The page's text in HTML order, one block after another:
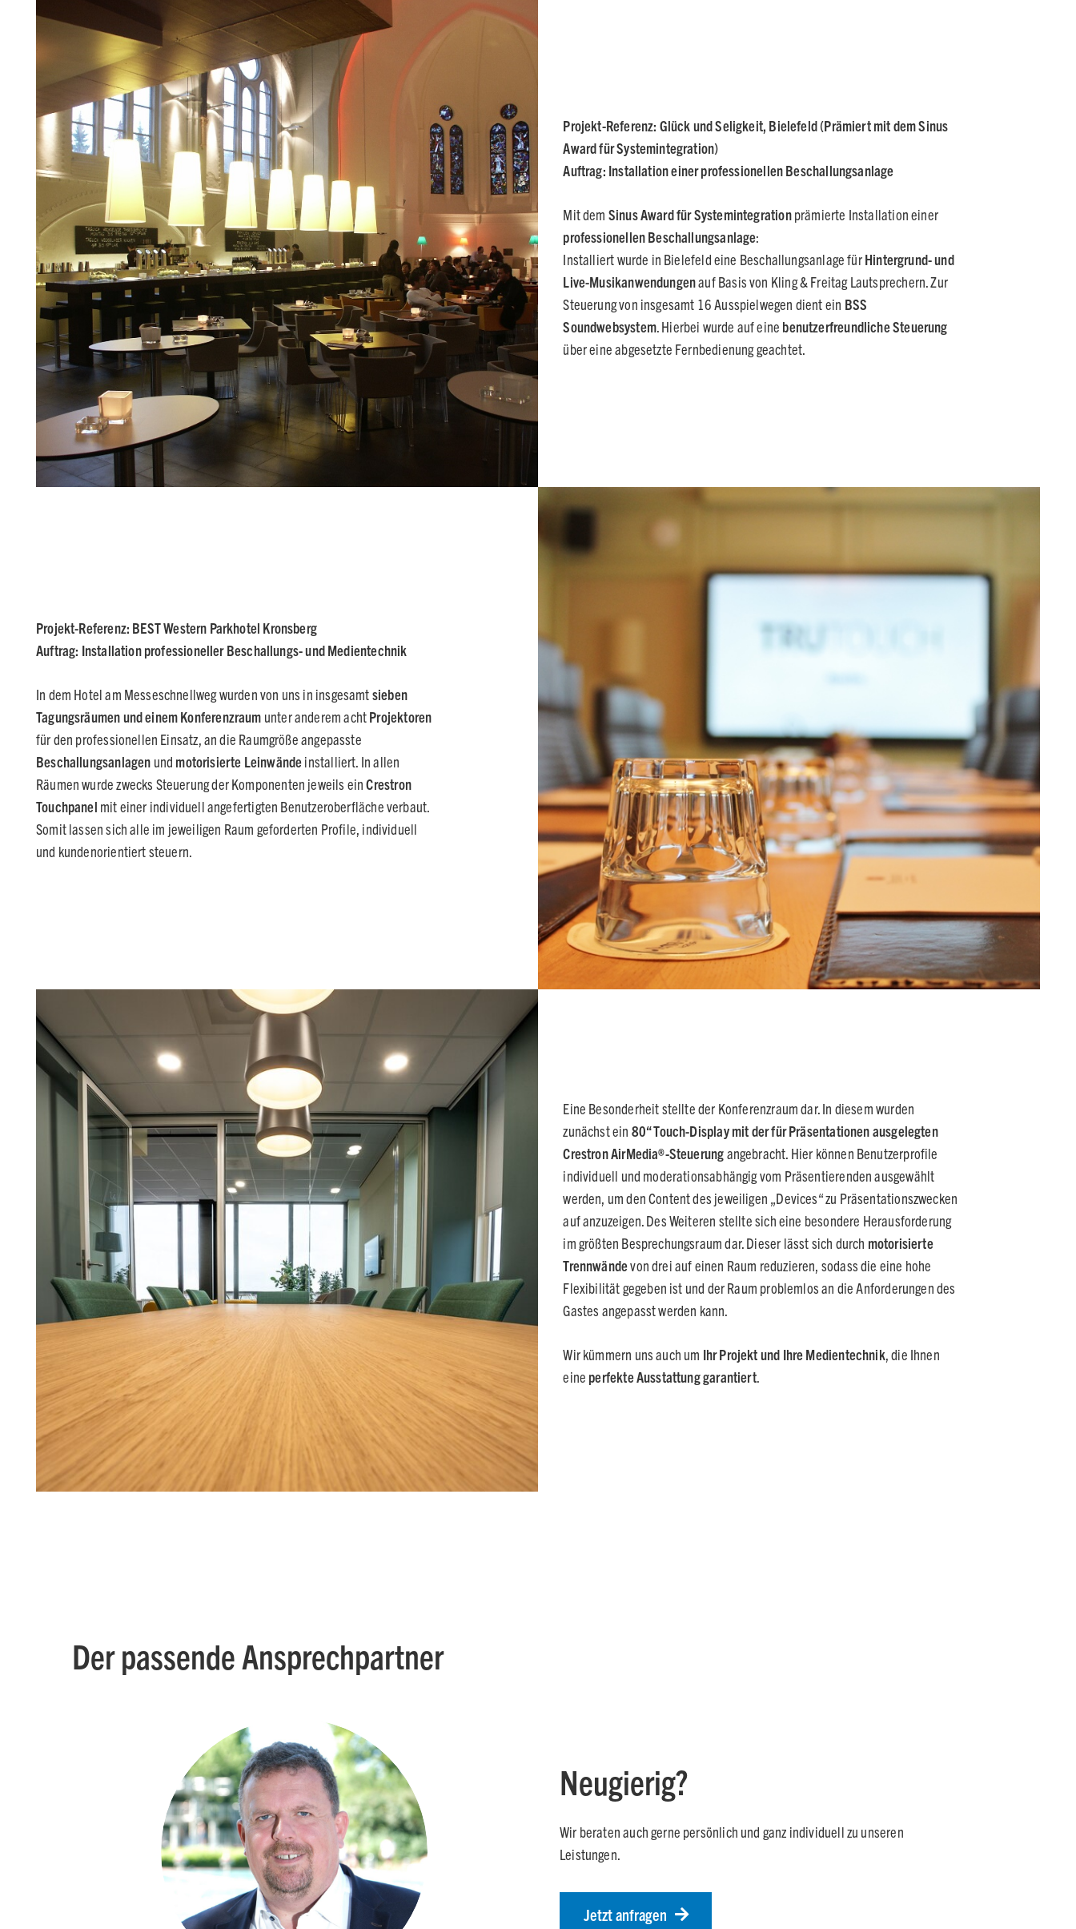
Projekt-Referenz: Glück und Seligkeit, Bielefeld (Prämiert mit dem Sinus
Award für Systemintegration)
Auftrag: Installation einer professionellen Beschallungsanlage
Mit dem Sinus Award für Systemintegrationprämierte Installation einer
professionellen Beschallungsanlage:
Installiert wurde in Bielefeld eine Beschallungsanlage fürHintergrund- und
Live-Musikanwendungenauf Basis von Kling & Freitag Lautsprechern. Zur
Steuerung von insgesamt 16 Ausspielwegen dient ein BSS
Soundwebsystem. Hierbei wurde auf eine benutzerfreundliche Steuerung
über eine abgesetzte Fernbedienung geachtet.
Projekt-Referenz: BEST Western Parkhotel Kronsberg
Auftrag: Installation professioneller Beschallungs- und Medientechnik
In dem Hotel am Messeschnellweg wurden von uns in insgesamtsieben
Tagungsräumen und einem Konferenzraum unter anderem achtProjektoren
für den professionellen Einsatz, an die Raumgröße angepasste
Beschallungsanlagen und motorisierte Leinwändeinstalliert. In allen
Räumen wurde zwecks Steuerung der Komponenten jeweils einCrestron
Touchpanel mit einer individuell angefertigten Benutzeroberfläche verbaut.
Somit lassen sich alle im jeweiligen Raum geforderten Profile, individuell
und kundenorientiert steuern.
Eine Besonderheit stellte der Konferenzraum dar. In diesem wurden
zunächst ein 80“ Touch-Display mit der für Präsentationen ausgelegten
Crestron AirMedia®-Steuerungangebracht. Hier können Benutzerprofile
individuell und moderationsabhängig vom Präsentierenden ausgewählt
werden, um den Content des jeweiligen „Devices“ zu Präsentationszwecken
auf anzuzeigen. Des Weiteren stellte sich eine besondere Herausforderung
im größten Besprechungsraum dar. Dieser lässt sich durch motorisierte
Trennwändevon drei auf einen Raum reduzieren, sodass die eine hohe
Flexibilität gegeben ist und der Raum problemlos an die Anforderungen des
Gastes angepasst werden kann.
Wir kümmern uns auch um Ihr Projekt und Ihre Medientechnik, die Ihnen
eine perfekte Ausstattung garantiert.
Der passende Ansprechpartner
Neugierig?
Wir beraten auch gerne persönlich und ganz individuell zu unseren
Leistungen.
Jetzt anfragen